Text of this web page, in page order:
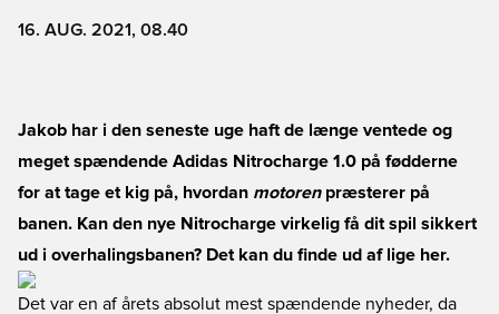
16. AUG. 2021, 08.40
Jakob har i den seneste uge haft de længe ventede og
meget spændende Adidas Nitrocharge 1.0 på fødderne
for at tage et kig på, hvordan motorenpræsterer på
banen. Kan den nye Nitrocharge virkelig få dit spil sikkert
ud i overhalingsbanen? Det kan du finde ud af lige her.
Det var en af årets absolut mest spændende nyheder, da